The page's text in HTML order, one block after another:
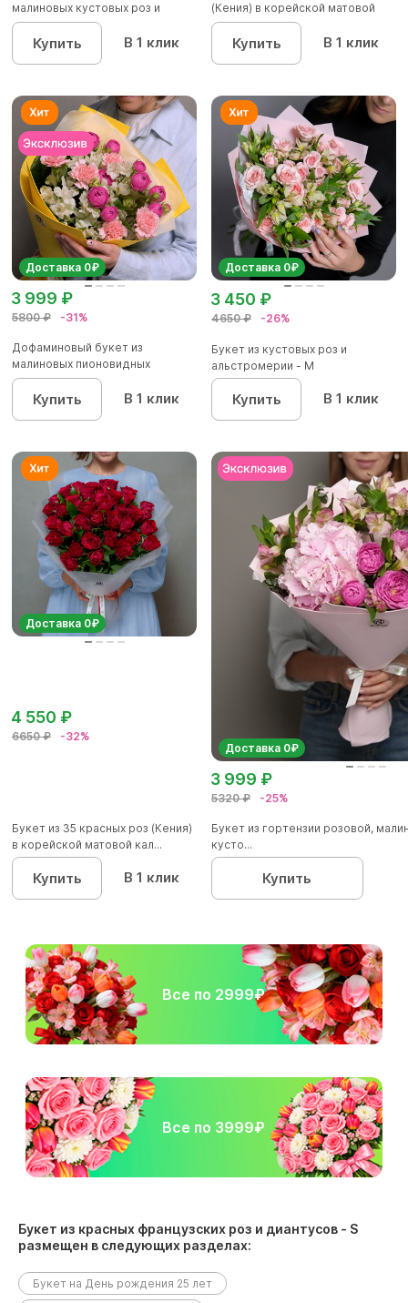
малиновых кустовых роз и
альстроме...
Купить В 1 клик
(Кения) в корейской матовой
уп...
Купить В 1 клик
Доставка 0₽
5800 ₽ -31%
3 999 ₽
Дофаминовый букет из
малиновых пионовидных
кустовых роз...
Купить В 1 клик
Доставка 0₽
4650 ₽ -26%
3 450 ₽
Букет из кустовых роз и
альстромерии - М
Купить В 1 клик
Доставка 0₽
6650 ₽ -32%
4 550 ₽
Букет из 35 красных роз (Кения)
в корейской матовой кал...
Купить В 1 клик
Доставка 0₽
5320 ₽ -25%
3 999 ₽
Букет из гортензии розовой,
кусто...
Купить
Все по 2999₽
Все по 3999₽
Букет из красных французских роз и диантусов - S
размещен в следующих разделах:
Букет на День рождения 25 лет